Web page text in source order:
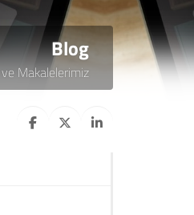
Blog
ve Makalelerimiz